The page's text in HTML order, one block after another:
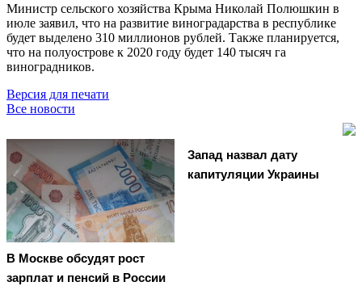
Министр сельского хозяйства Крыма Николай Полюшкин в
июле заявил, что на развитие виноградарства в республике
будет выделено 310 миллионов рублей. Также планируется,
что на полуострове к 2020 году будет 140 тысяч га
виноградников.
Версия для печати
Все новости
В Москве обсудят рост
зарплат и пенсий в России
Запад назвал дату
капитуляции Украины